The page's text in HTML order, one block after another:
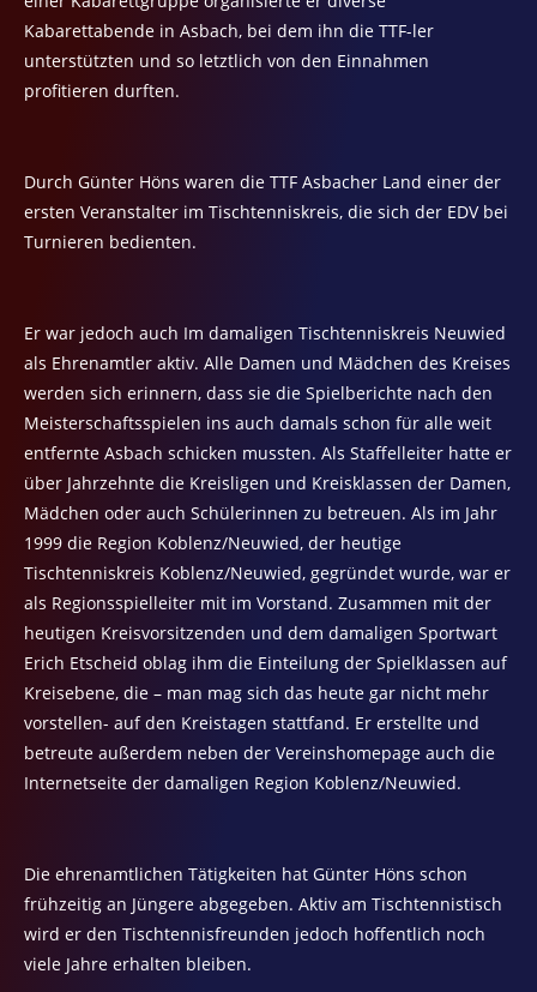
Kabarettabende in Asbach, bei dem ihn die TTF-ler
unterstützten und so letztlich von den Einnahmen
profitieren durften.
Durch Günter Höns waren die TTF Asbacher Land einer der
ersten Veranstalter im Tischtenniskreis, die sich der EDV bei
Turnieren bedienten.
Er war jedoch auch Im damaligen Tischtenniskreis Neuwied
als Ehrenamtler aktiv. Alle Damen und Mädchen des Kreises
werden sich erinnern, dass sie die Spielberichte nach den
Meisterschaftsspielen ins auch damals schon für alle weit
entfernte Asbach schicken mussten. Als Staffelleiter hatte er
über Jahrzehnte die Kreisligen und Kreisklassen der Damen,
Mädchen oder auch Schülerinnen zu betreuen. Als im Jahr
1999 die Region Koblenz/Neuwied, der heutige
Tischtenniskreis Koblenz/Neuwied, gegründet wurde, war er
als Regionsspielleiter mit im Vorstand. Zusammen mit der
heutigen Kreisvorsitzenden und dem damaligen Sportwart
Erich Etscheid oblag ihm die Einteilung der Spielklassen auf
Kreisebene, die – man mag sich das heute gar nicht mehr
vorstellen- auf den Kreistagen stattfand. Er erstellte und
betreute außerdem neben der Vereinshomepage auch die
Internetseite der damaligen Region Koblenz/Neuwied.
Die ehrenamtlichen Tätigkeiten hat Günter Höns schon
frühzeitig an Jüngere abgegeben. Aktiv am Tischtennistisch
wird er den Tischtennisfreunden jedoch hoffentlich noch
viele Jahre erhalten bleiben.